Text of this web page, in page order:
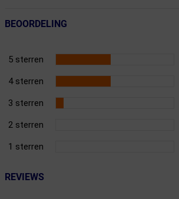
BEOORDELING
5 sterren
4 sterren
3 sterren
2 sterren
1 sterren
REVIEWS